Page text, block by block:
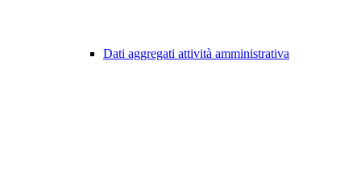
Dati aggregati attività amministrativa